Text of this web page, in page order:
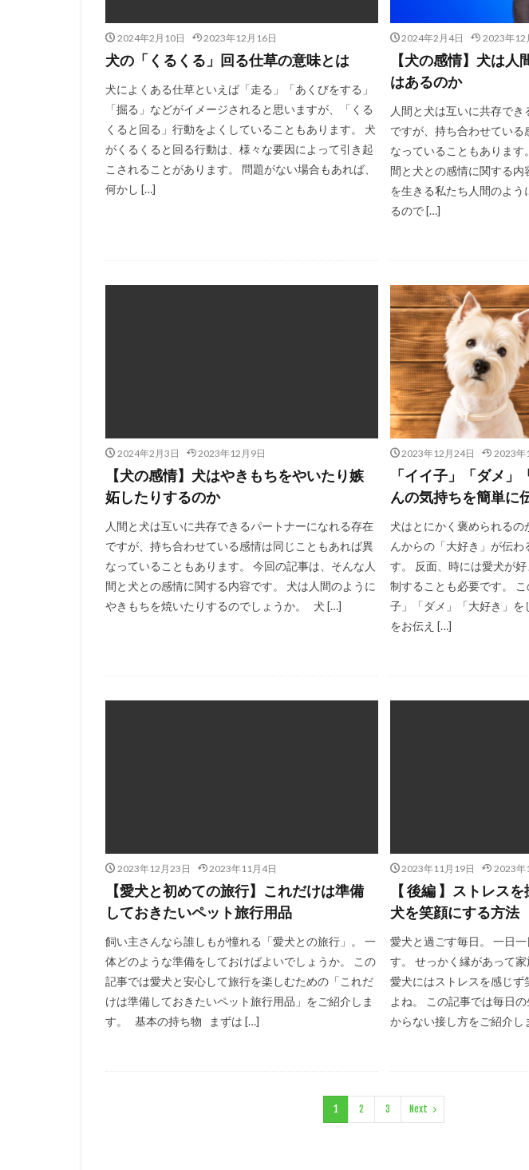
2024年2月10日 2023年12月16日
犬の「くるくる」回る仕草の意味とは
犬によくある仕草といえば「走る」「あくびをする」
「掘る」などがイメージされると思いますが、「くる
くると回る」行動をよくしていることもあります。 犬
がくるくると回る行動は、様々な要因によって引き起
こされることがあります。 問題がない場合もあれば、
何かし […]
2024年2月4日 2023年12
【犬の感情】犬は人
はあるのか
人間と犬は互いに共存で
ですが、持ち合わせてい
なっていることもあります
間と犬との感情に関する
を生きる私たち人間のよ
るので […]
2024年2月3日 2023年12月9日
【犬の感情】犬はやきもちをやいたり嫉
妬したりするのか
人間と犬は互いに共存できるパートナーになれる存在
ですが、持ち合わせている感情は同じこともあれば異
なっていることもあります。 今回の記事は、そんな人
間と犬との感情に関する内容です。 犬は人間のように
やきもちを焼いたりするのでしょうか。 犬 […]
2023年12月24日 2023年
「イイ子」「ダメ」
んの気持ちを簡単に
犬はとにかく褒められるの
んからの「大好き」が伝
す。 反面、時には愛犬が
制することも必要です。
子」「ダメ」「大好き」
をお伝え […]
2023年12月23日 2023年11月4日
【愛犬と初めての旅行】これだけは準備
しておきたいペット旅行用品
飼い主さんなら誰しもが憧れる「愛犬との旅行」。 一
体どのような準備をしておけばよいでしょうか。 この
記事では愛犬と安心して旅行を楽しむための「これだ
けは準備しておきたいペット旅行用品」をご紹介しま
す。 基本の持ち物 まずは […]
2023年11月19日 2023年
【 後編 】ストレス
犬を笑顔にする方法
愛犬と過ごす毎日。 一日
す。 せっかく縁があって家
愛犬にはストレスを感じ
よね。 この記事では毎日
からない接し方をご紹介
1 2 3 Next